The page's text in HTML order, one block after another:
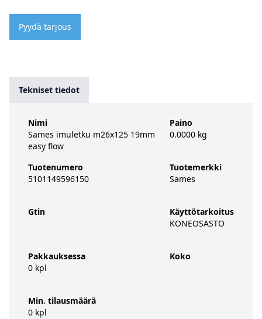
Pyydä tarjous
Tekniset tiedot
Nimi
Sames imuletku m26x125 19mm
easy flow
Tuotenumero
5101149596150
Gtin
Pakkauksessa
0 kpl
Min. tilausmäärä
0 kpl
Paino
0.0000 kg
Tuotemerkki
Sames
Käyttötarkoitus
KONEOSASTO
Koko